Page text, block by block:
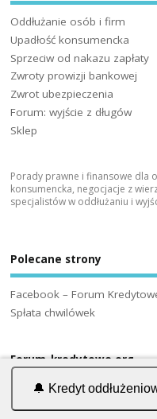
🔔 Kredyt
Oddłużanie osób i firm
Upadłość konsumencka
Sprzeciw od nakazu zapłaty
Zwroty prowizji bankowej
Zwrot ubezpieczenia
Forum: wyjście z długów
Sklep
Porady prawne i finansowe dla
konsumencka, negocjacje z
specjalistów w oddłużaniu i
Polecane strony
Facebook – Forum
Spłata chwilówek
Forum-kredytowe.org
Polityka prywatności